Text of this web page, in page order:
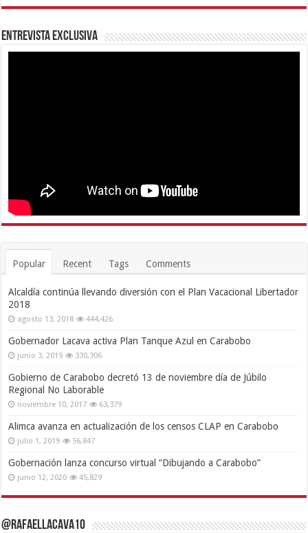
Entrevista Exclusiva
Popular Recent Tags Comments
Alcaldía continúa llevando diversión con el Plan Vacacional Libertador
2018
agosto 13, 2018 444,426
Gobernador Lacava activa Plan Tanque Azul en Carabobo
junio 3, 2019 330,306
Gobierno de Carabobo decretó 13 de noviembre día de Júbilo
Regional No Laborable
noviembre 10, 2017 63,379
Alimca avanza en actualización de los censos CLAP en Carabobo
julio 1, 2019 56,847
Gobernación lanza concurso virtual “Dibujando a Carabobo”
junio 12, 2020 45,829
@RafaelLacava10